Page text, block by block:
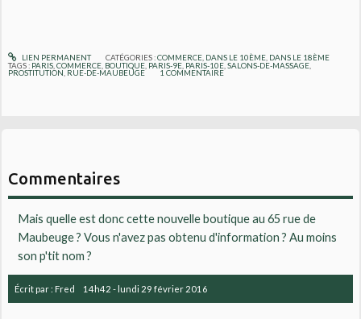
LIEN PERMANENT CATÉGORIES :COMMERCE, DANS LE 10ÈME, DANS LE 18ÈME
TAGS : PARIS,COMMERCE, BOUTIQUE, PARIS-9E, PARIS-10E,SALONS-DE-MASSAGE,
PROSTITUTION, RUE-DE-MAUBEUGE 1COMMENTAIRE
Commentaires
Mais quelle est donc cette nouvelle boutique au 65 rue de
Maubeuge ? Vous n'avez pas obtenu d'information ? Au moins
son p'tit nom ?
Écrit par : Fred 14h42 - lundi 29 février 2016